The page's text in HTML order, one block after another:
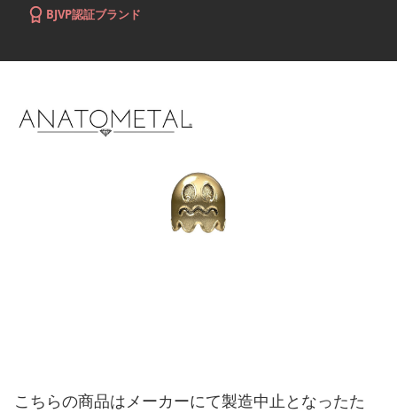
BJVP認証ブランド
こちらの商品はメーカーにて製造中止となったた